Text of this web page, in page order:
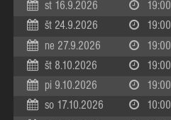
st 16.9.2026 19:00
št 24.9.2026 19:00
ne 27.9.2026 19:00
št 8.10.2026 19:00
pi 9.10.2026 19:00
so 17.10.2026 10:00